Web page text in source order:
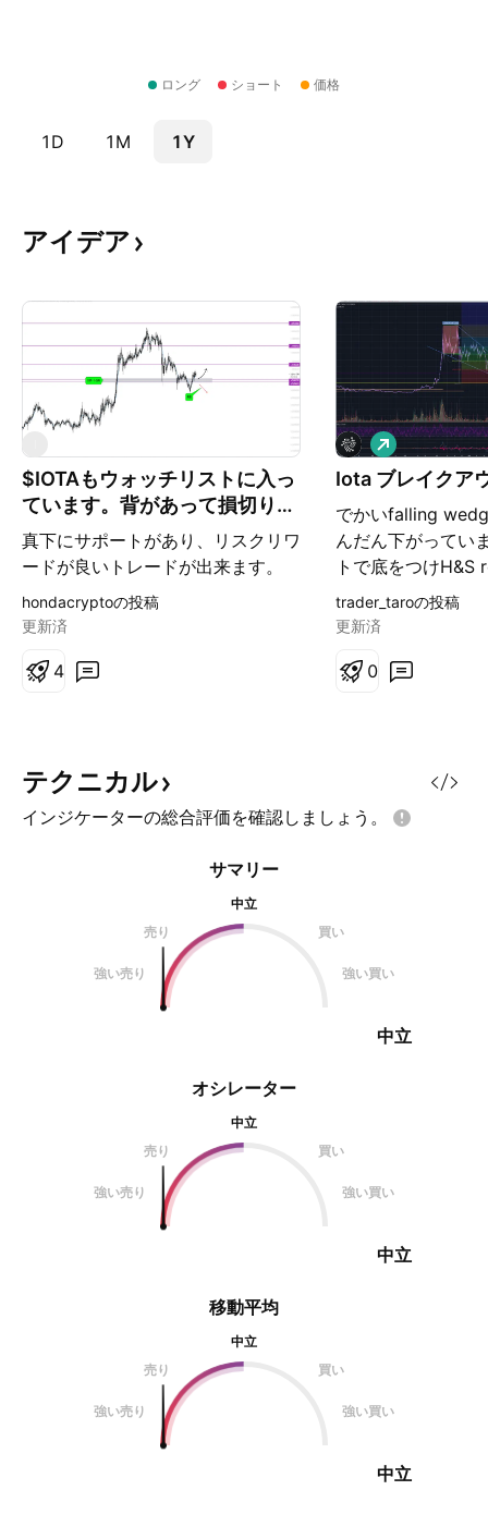
ロング ショート 価格
1D 1M 1Y
アイデア
$IOTAもウォッチリストに入っ
ています。背があって損切りし
やすいです
真下にサポートがあり、リスクリワ
ードが良いトレードが出来ます。
以上！(笑)
hondacryptoの投稿
更新済
4
Iota ブレイクア
でかいfalling
んだん下がってい
トで底をつけH&S
て上がろうとして
トレンドレジスタ
た場合は損切りせ
ロ
ン
グ
trader_taroの投稿
更新済
0
テクニカル
インジケーターの総合評価を確認しましょう。
オシレーター
中立
売り
買い
強い売り 強い買い
中立
サマリー
中立
売り
買い
強い売り 強い買い
中立
移動平均
中立
売り
買い
強い売り 強い買い
中立